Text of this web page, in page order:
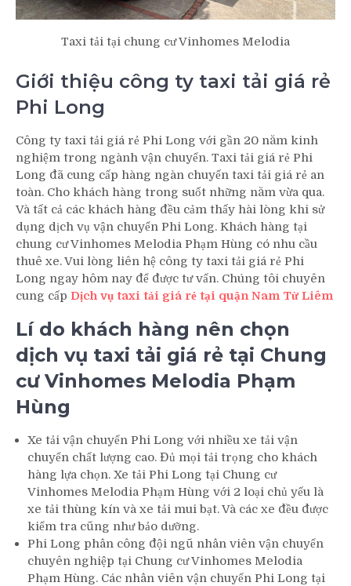
Taxi tải tại chung cư Vinhomes Melodia
Giới thiệu công ty taxi tải giá rẻ
Phi Long
Công ty taxi tải giá rẻ Phi Long với gần 20 năm kinh
nghiệm trong ngành vận chuyển. Taxi tải giá rẻ Phi
Long đã cung cấp hàng ngàn chuyến taxi tải giá rẻ an
toàn. Cho khách hàng trong suốt những năm vừa qua.
Và tất cả các khách hàng đều cảm thấy hài lòng khi sử
dụng dịch vụ vận chuyển Phi Long. Khách hàng tại
chung cư Vinhomes Melodia Phạm Hùng có nhu cầu
thuê xe. Vui lòng liên hệ công ty taxi tải giá rẻ Phi
Long ngay hôm nay để được tư vấn. Chúng tôi chuyên
cung cấp Dịch vụ taxi tải giá rẻ tại quận Nam Từ Liêm
Lí do khách hàng nên chọn
dịch vụ taxi tải giá rẻ tại Chung
cư Vinhomes Melodia Phạm
Hùng
Xe tải vận chuyển Phi Long với nhiều xe tải vận
chuyển chất lượng cao. Đủ mọi tải trọng cho khách
hàng lựa chọn. Xe tải Phi Long tại Chung cư
Vinhomes Melodia Phạm Hùng với 2 loại chủ yếu là
xe tải thùng kín và xe tải mui bạt. Và các xe đều được
kiểm tra cũng như bảo dưỡng.
Phi Long phân công đội ngũ nhân viên vận chuyển
chuyên nghiệp tại Chung cư Vinhomes Melodia
Phạm Hùng. Các nhân viên vận chuyển Phi Long tại